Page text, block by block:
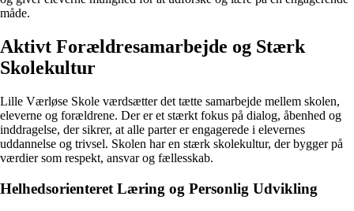
måde.
Aktivt Forældresamarbejde og Stærk
Skolekultur
Lille Værløse Skole værdsætter det tætte samarbejde mellem skolen,
eleverne og forældrene. Der er et stærkt fokus på dialog, åbenhed og
inddragelse, der sikrer, at alle parter er engagerede i elevernes
uddannelse og trivsel. Skolen har en stærk skolekultur, der bygger på
værdier som respekt, ansvar og fællesskab.
Helhedsorienteret Læring og Personlig Udvikling